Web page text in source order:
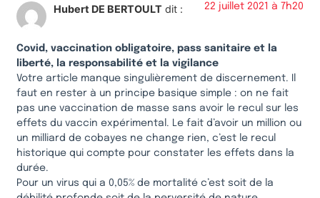
Hubert DE BERTOULT dit : 22 juillet 2021 à 7h20
Covid, vaccination obligatoire, pass sanitaire et la
liberté, la responsabilité et la vigilance
Votre article manque singulièrement de discernement. Il
faut en rester à un principe basique simple : on ne fait
pas une vaccination de masse sans avoir le recul sur les
effets du vaccin expérimental. Le fait d’avoir un million ou
un milliard de cobayes ne change rien, c’est le recul
historique qui compte pour constater les effets dans la
durée.
Pour un virus qui a 0,05% de mortalité c’est soit de la